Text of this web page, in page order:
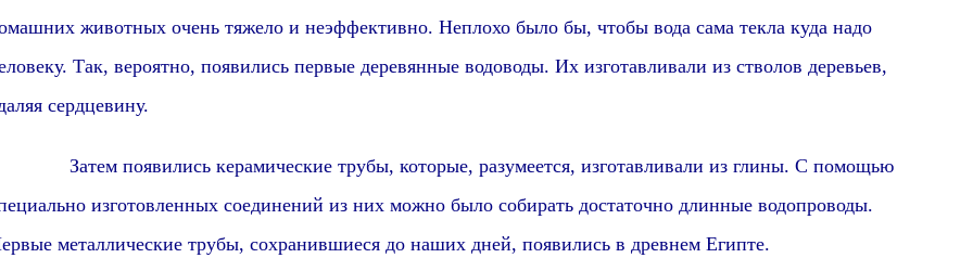
животных очень тяжело и неэффективно. Неплохо было бы, чтобы вода сама текла куда надо
Так, вероятно, появились первые деревянные водоводы. Их изготавливали из стволов деревьев,
сердцевину.
появились керамические трубы, которые, разумеется, изготавливали из глины. С помощью
изготовленных соединений из них можно было собирать достаточно длинные водопроводы.
металлические трубы, сохранившиеся до наших дней, появились в древнем Египте.